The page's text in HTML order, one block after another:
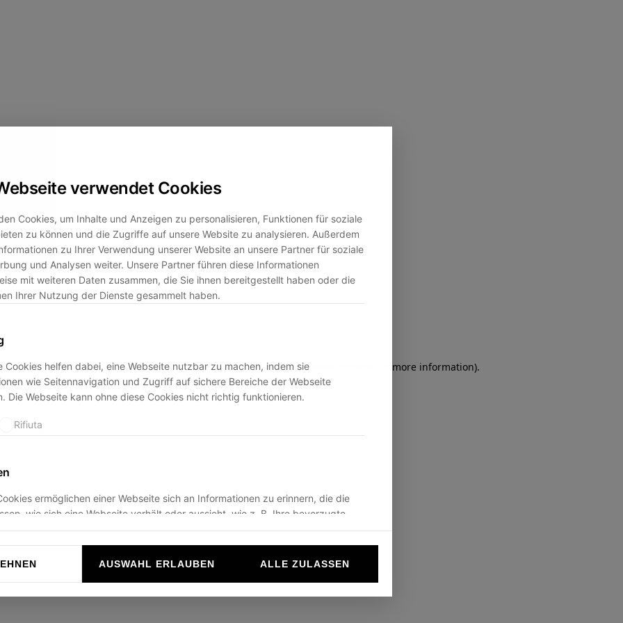
verwendet Cookies
Cookies, um Inhalte und Anzeigen zu personalisieren, Funktionen für soziale
zu können und die Zugriffe auf unsere Website zu analysieren. Außerdem
zu Ihrer Verwendung unserer Website an unsere Partner für soziale
und Analysen weiter. Unsere Partner führen diese Informationen
mit weiteren Daten zusammen, die Sie ihnen bereitgestellt haben oder die
Ihrer Nutzung der Dienste gesammelt haben.
Cookies helfen dabei, eine Webseite nutzbar zu machen, indem sie
wie Seitennavigation und Zugriff auf sichere Bereiche der Webseite
Die Webseite kann ohne diese Cookies nicht richtig funktionieren.
Rifiuta
ermöglichen einer Webseite sich an Informationen zu erinnern, die die
wie sich eine Webseite verhält oder aussieht, wie z. B. Ihre bevorzugte
die Region in der Sie sich befinden.
AUSWAHL ERLAUBEN ALLE ZULASSEN
has occurred while loadingducadisangiusto.com(see the browser console for more information).